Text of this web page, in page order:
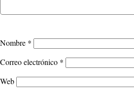
Nombre *
Correo electrónico *
Web